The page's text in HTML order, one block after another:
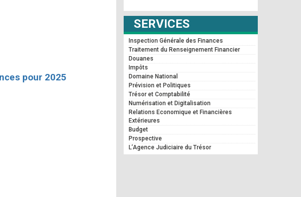
pour 2025
SERVICES
Inspection Générale des Finances
Traitement du Renseignement Financier
Douanes
Impôts
Domaine National
Prévision et Politiques
Trésor et Comptabilité
Numérisation et Digitalisation
Relations Economique et Financières
Extérieures
Budget
Prospective
L’Agence Judiciaire du Trésor